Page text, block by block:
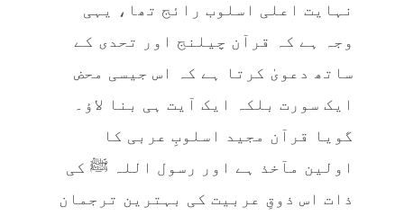
نہایت اعلی اسلوب رائج تھا، یہی
وجہ ہے کہ قرآن چیلنج اور تحدی کے
ساتھ دعویٰ کرتا ہے کہ اس جیسی محض
ایک سورت بلکہ ایک آیت ہی بنا لاؤ۔
گویا قرآن مجید اسلوبِ عربی کا
اولین مآخذ ہے اور رسول اللہ ﷺ کی
ذات اس ذوقِ عربیت کی بہترین ترجمان